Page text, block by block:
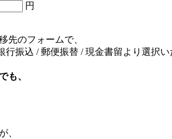
円
先のフォームで、
行振込 / 郵便振替 / 現金書留より選択
も、
、